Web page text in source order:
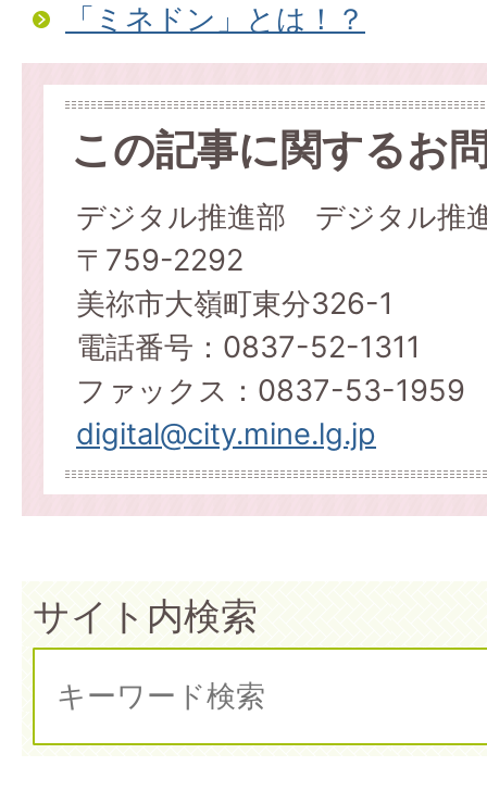
「ミネドン」とは！？
この記事に関するお
デジタル推進部 デジタル推
〒759-2292
美祢市大嶺町東分326-1
電話番号：0837-52-1311
ファックス：0837-53-1959
digital@city.mine.lg.jp
サイト内検索